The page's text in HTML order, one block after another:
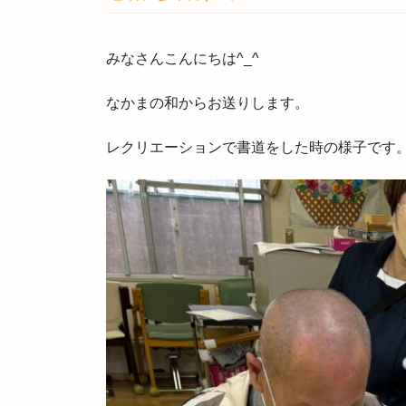
みなさんこんにちは^_^
なかまの和からお送りします。
レクリエーションで書道をした時の様子です